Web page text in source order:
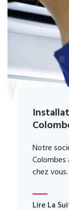
problème.
Lire La Suite